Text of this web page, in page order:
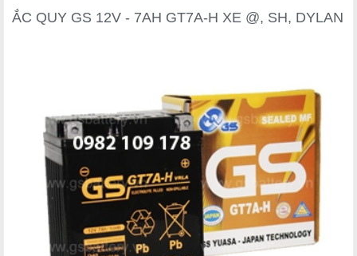
ẮC QUY GS 12V - 7AH GT7A-H XE @, SH, DYLAN